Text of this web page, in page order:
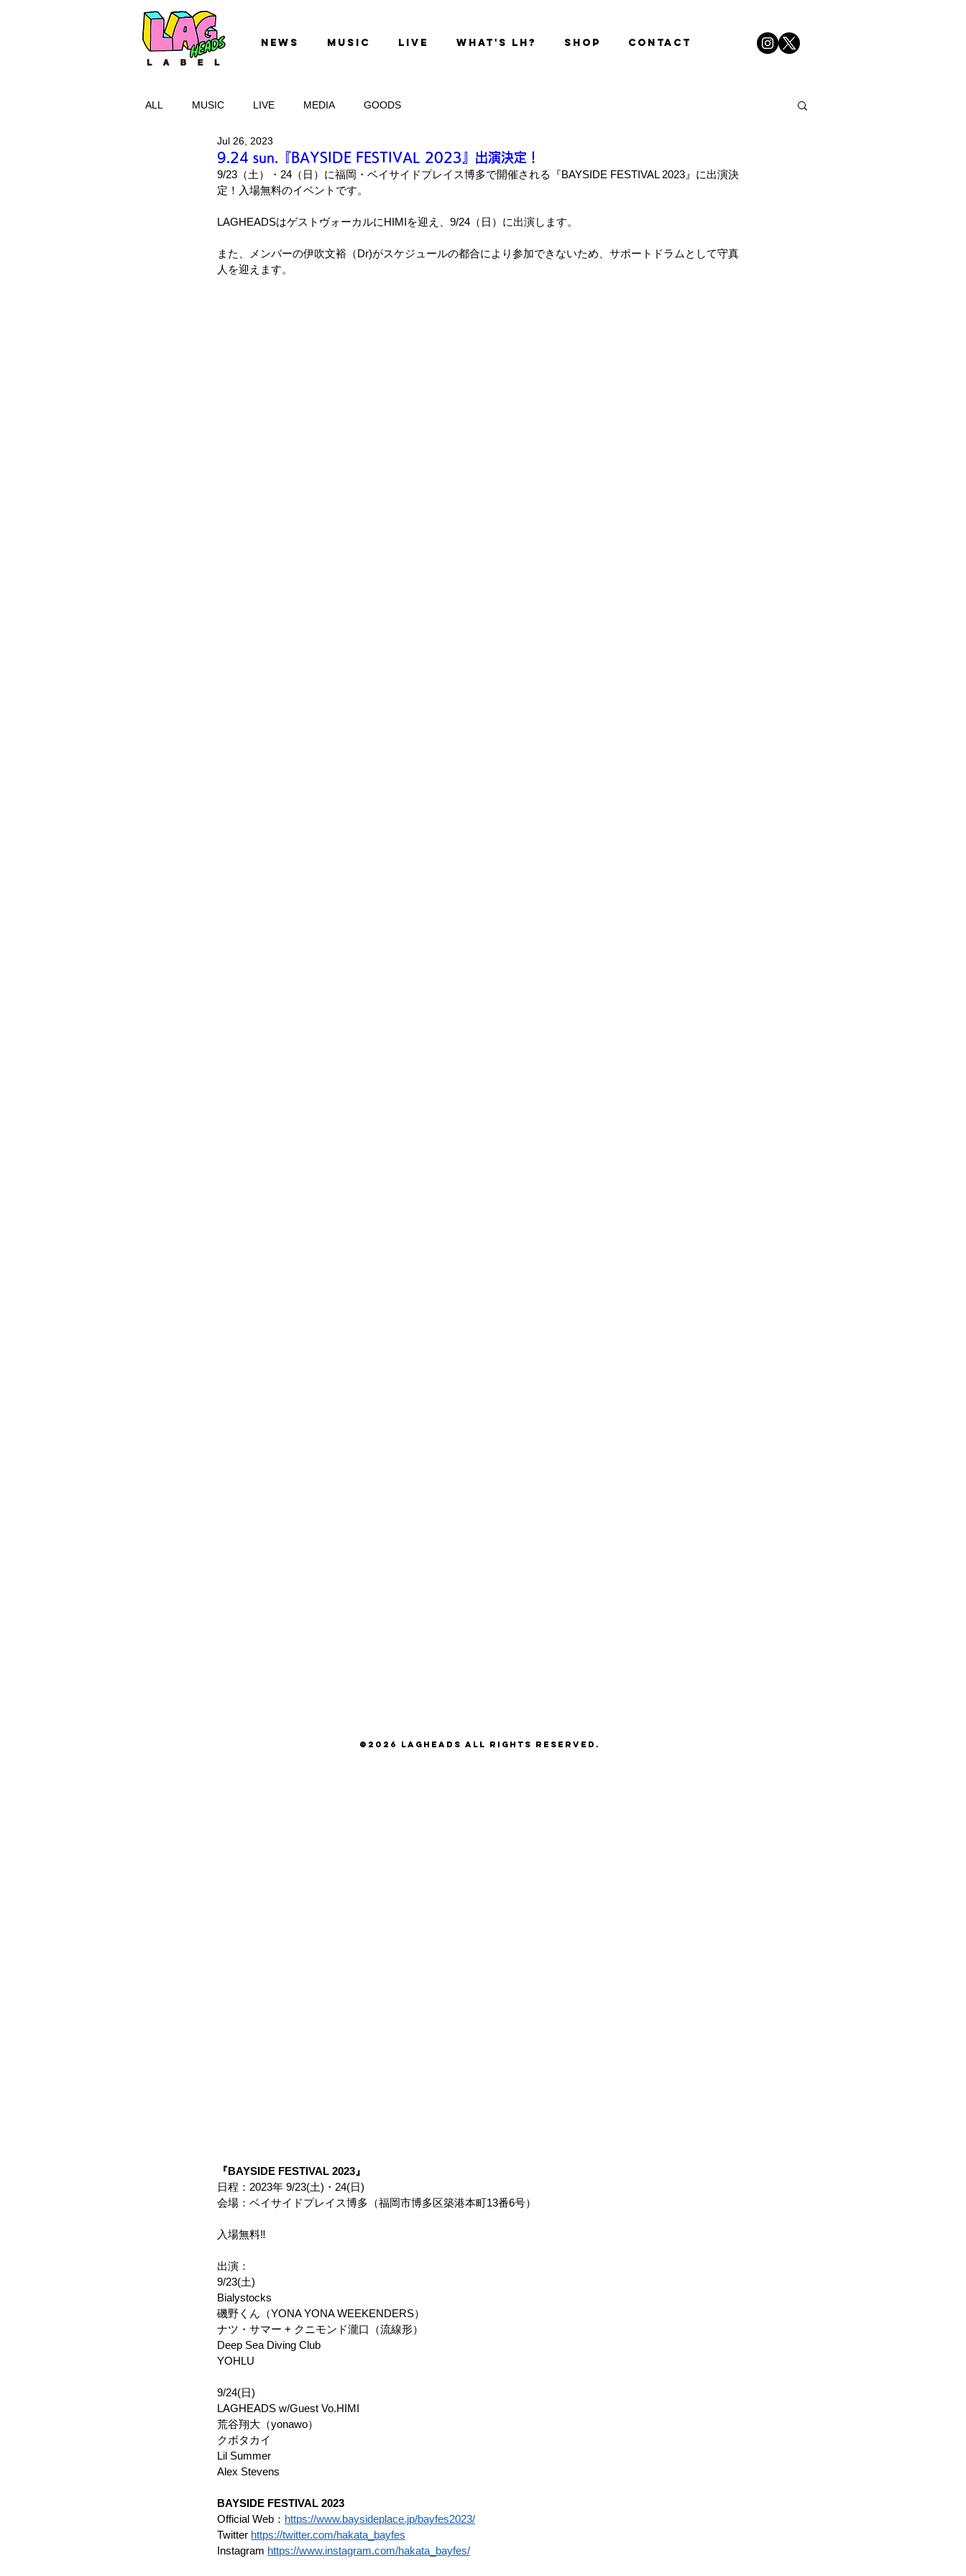
NEWS MUSIC LIVE WHAT'S LH? SHOP CONTACT
ALL MUSIC LIVE MEDIA GOODS
9.24 sun.『BAYSIDE FESTIVAL 2023』出演決定！
Jul 26, 2023
9/23（土）・24（日）に福岡・ベイサイドプレイス博多で開催される『BAYSIDE FESTIVAL 2023』に出演決
定！入場無料のイベントです。
LAGHEADSはゲストヴォーカルにHIMIを迎え、9/24（日）に出演します。
また、メンバーの伊吹文裕（Dr)がスケジュールの都合により参加できないため、サポートドラムとして守真
人を迎えます。
『BAYSIDE FESTIVAL 2023』
日程：2023年 9/23(土)・24(日)
会場：ベイサイドプレイス博多（福岡市博多区築港本町13番6号）
入場無料‼︎
出演：
9/23(土)
Bialystocks
磯野くん（YONA YONA WEEKENDERS）
ナツ・サマー + クニモンド瀧口（流線形）
Deep Sea Diving Club
YOHLU
9/24(日)
LAGHEADS w/Guest Vo.HIMI
荒谷翔大（yonawo）
クボタカイ
Lil Summer
Alex Stevens
BAYSIDE FESTIVAL 2023
Official Web： https://www.baysideplace.jp/bayfes2023/
Twitter https://twitter.com/hakata_bayfes
Instagram https://www.instagram.com/hakata_bayfes/
©2026 LAGHEADS All Rights Reserved.